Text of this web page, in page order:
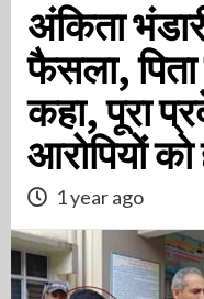
अंकिता
फैसला, पिता
कहा, पूरा
आरोपियों को
1 year ago